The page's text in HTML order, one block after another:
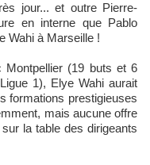
jour... et outre Pierre-
en interne que Pablo
Wahi à Marseille !
Montpellier (19 buts et 6
1), Elye Wahi aurait
formations prestigieuses
mais aucune offre
la table des dirigeants